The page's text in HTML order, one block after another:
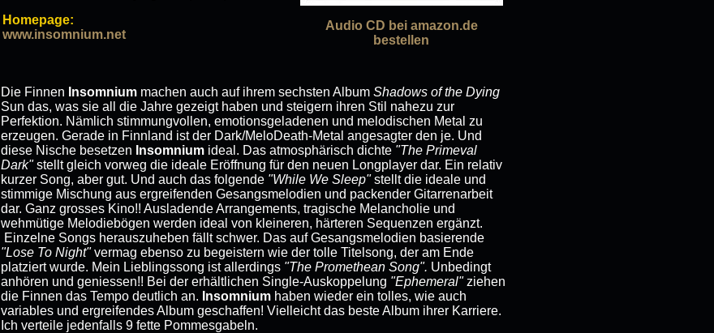
Homepage:
www.insomnium.net
Audio CD bei amazon.de
bestellen
Die Finnen Insomnium machen auch auf ihrem sechsten Album Shadows of the Dying
Sun das, was sie all die Jahre gezeigt haben und steigern ihren Stil nahezu zur
Perfektion. Nämlich stimmungvollen, emotionsgeladenen und melodischen Metal zu
erzeugen. Gerade in Finnland ist der Dark/MeloDeath-Metal angesagter den je. Und
diese Nische besetzen Insomnium ideal. Das atmosphärisch dichte "The Primeval
Dark"stellt gleich vorweg die ideale Eröffnung für den neuen Longplayer dar. Ein relativ
kurzer Song, aber gut. Und auch das folgende "While We Sleep"stellt die ideale und
stimmige Mischung aus ergreifenden Gesangsmelodien und packender Gitarrenarbeit
dar. Ganz grosses Kino!! Ausladende Arrangements, tragische Melancholie und
wehmütige Melodiebögen werden ideal von kleineren, härteren Sequenzen ergänzt.
Einzelne Songs herauszuheben fällt schwer. Das auf Gesangsmelodien basierende
"Lose To Night"vermag ebenso zu begeistern wie der tolle Titelsong, der am Ende
platziert wurde. Mein Lieblingssong ist allerdings "The Promethean Song". Unbedingt
anhören und geniessen!! Bei der erhältlichen Single-Auskoppelung "Ephemeral"ziehen
die Finnen das Tempo deutlich an. Insomnium haben wieder ein tolles, wie auch
variables und ergreifendes Album geschaffen! Vielleicht das beste Album ihrer Karriere.
Ich verteile jedenfalls 9 fette Pommesgabeln.